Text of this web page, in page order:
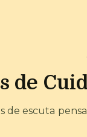
de
de escuta